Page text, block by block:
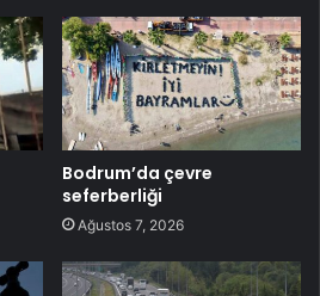
Bodrum’da çevre
seferberliği
Ağustos 7, 2026